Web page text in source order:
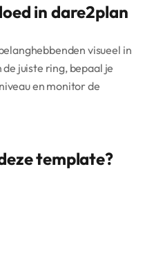
in dare2plan
visueel in
juiste ring, bepaal je
en monitor de
template?